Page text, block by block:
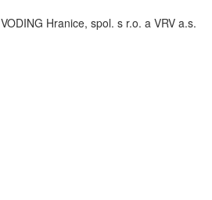
VODING Hranice, spol. s r.o. a VRV a.s.